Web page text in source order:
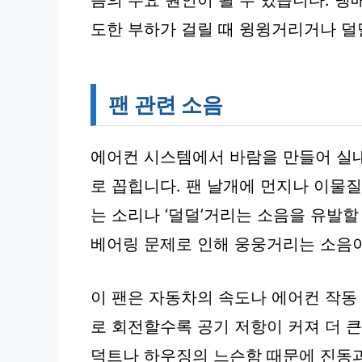
도한 부하가 걸릴 때 윙윙거리거나
팬 관련 소음
에어컨 시스템에서 바람을 만들어
로 꼽힙니다. 팬 날개에 먼지나 이물
는 소리나 ‘덜덜’거리는 소음을 유발
베어링 문제로 인해 웅웅거리는 소
이 팬은 자동차의 속도나 에어컨 작
로 회전할수록 공기 저항이 커져 더
덕트나 하우징의 느슨함 때문에 진